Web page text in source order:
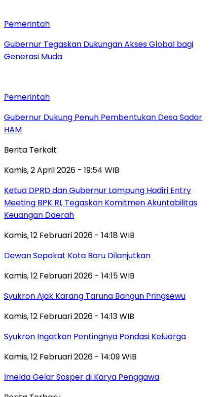
Pemerintah
Gubernur Tegaskan Dukungan Akses Global bagi
Generasi Muda
Pemerintah
Gubernur Dukung Penuh Pembentukan Desa Sadar
HAM
Berita Terkait
Kamis, 2 April 2026 - 19:54 WIB
Ketua DPRD dan Gubernur Lampung Hadiri Entry
Meeting BPK RI, Tegaskan Komitmen Akuntabilitas
Keuangan Daerah
Kamis, 12 Februari 2026 - 14:18 WIB
Dewan Sepakat Kota Baru Dilanjutkan
Kamis, 12 Februari 2026 - 14:15 WIB
Syukron Ajak Karang Taruna Bangun Pringsewu
Kamis, 12 Februari 2026 - 14:13 WIB
Syukron Ingatkan Pentingnya Pondasi Keluarga
Kamis, 12 Februari 2026 - 14:09 WIB
Imelda Gelar Sosper di Karya Penggawa